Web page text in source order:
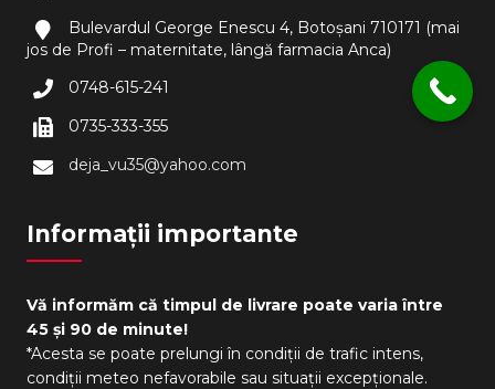
Bulevardul George Enescu 4, Botoșani 710171 (mai
jos de Profi – maternitate, lângă farmacia Anca)
0748-615-241
0735-333-355
deja_vu35@yahoo.com
Informații importante
Vă informăm că timpul de livrare poate varia între
45 și 90 de minute!
*Acesta se poate prelungi în condiții de trafic intens,
condiții meteo nefavorabile sau situații excepționale.